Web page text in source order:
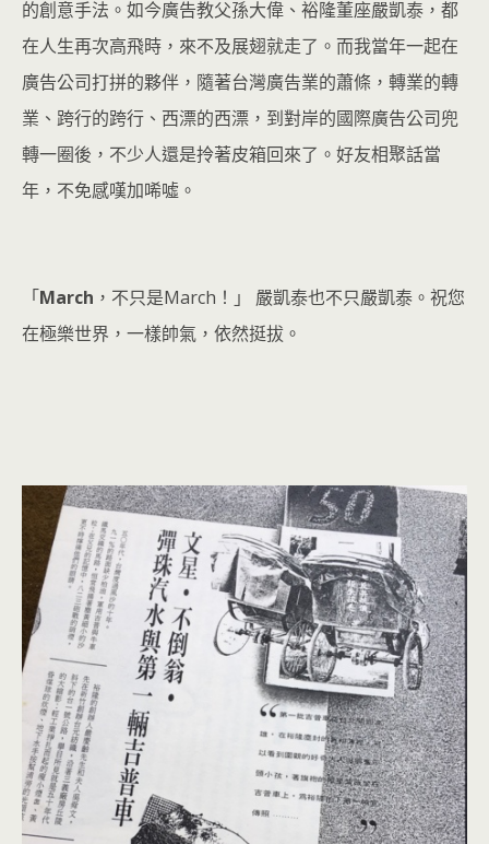
的創意手法。如今廣告教父孫大偉、裕隆董座嚴凱泰，都
在人生再次高飛時，來不及展翅就走了。而我當年一起在
廣告公司打拼的夥伴，隨著台灣廣告業的蕭條，轉業的轉
業、跨行的跨行、西漂的西漂，到對岸的國際廣告公司兜
轉一圈後，不少人還是拎著皮箱回來了。好友相聚話當
年，不免感嘆加唏噓。
「March ，不只是March！」 嚴凱泰也不只嚴凱泰。祝您
在極樂世界，一樣帥氣，依然挺拔。